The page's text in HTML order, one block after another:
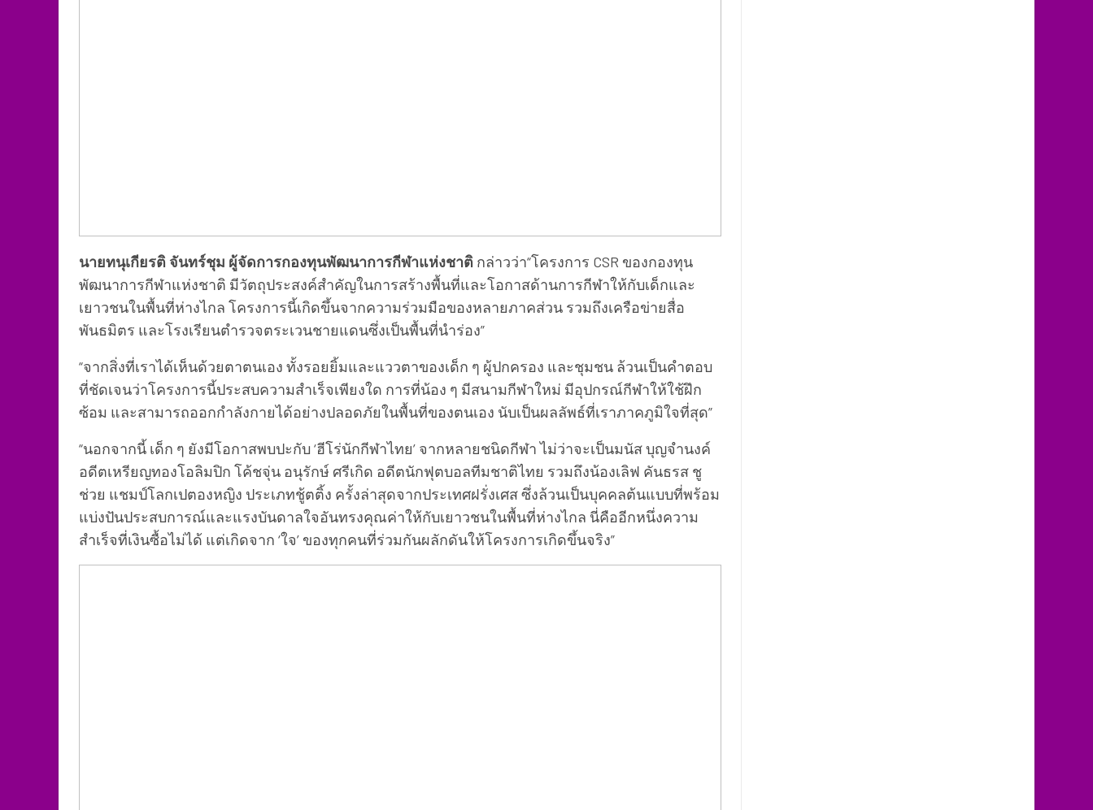
นายทนุเกียรติ จันทร์ชุม ผู้จัดการกองทุนพัฒนาการกีฬาแห่งชาติ กล่าวว่า“โครงการ CSR ของกองทุน
พัฒนาการกีฬาแห่งชาติ มีวัตถุประสงค์สำคัญในการสร้างพื้นที่และโอกาสด้านการกีฬาให้กับเด็กและ
เยาวชนในพื้นที่ห่างไกล โครงการนี้เกิดขึ้นจากความร่วมมือของหลายภาคส่วน รวมถึงเครือข่ายสื่อ
พันธมิตร และโรงเรียนตำรวจตระเวนชายแดนซึ่งเป็นพื้นที่นำร่อง”
“จากสิ่งที่เราได้เห็นด้วยตาตนเอง ทั้งรอยยิ้มและแววตาของเด็ก ๆ ผู้ปกครอง และชุมชน ล้วนเป็นคำตอบ
ที่ชัดเจนว่าโครงการนี้ประสบความสำเร็จเพียงใด การที่น้อง ๆ มีสนามกีฬาใหม่ มีอุปกรณ์กีฬาให้ใช้ฝึก
ซ้อม และสามารถออกกำลังกายได้อย่างปลอดภัยในพื้นที่ของตนเอง นับเป็นผลลัพธ์ที่เราภาคภูมิใจที่สุด”
“นอกจากนี้ เด็ก ๆ ยังมีโอกาสพบปะกับ ‘ฮีโร่นักกีฬาไทย’ จากหลายชนิดกีฬา ไม่ว่าจะเป็นมนัส บุญจำนงค์
อดีตเหรียญทองโอลิมปิก โค้ชจุ่น อนุรักษ์ ศรีเกิด อดีตนักฟุตบอลทีมชาติไทย รวมถึงน้องเลิฟ คันธรส ชู
ช่วย แชมป์โลกเปตองหญิง ประเภทชู้ตติ้ง ครั้งล่าสุดจากประเทศฝรั่งเศส ซึ่งล้วนเป็นบุคคลต้นแบบที่พร้อม
แบ่งปันประสบการณ์และแรงบันดาลใจอันทรงคุณค่าให้กับเยาวชนในพื้นที่ห่างไกล นี่คืออีกหนึ่งความ
สำเร็จที่เงินซื้อไม่ได้ แต่เกิดจาก ‘ใจ’ ของทุกคนที่ร่วมกันผลักดันให้โครงการเกิดขึ้นจริง”